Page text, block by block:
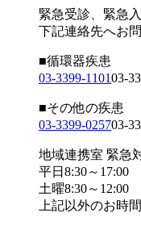
緊急受診、緊急
下記連絡先へお
■循環器疾患
03-3399-110103-
■その他の疾患
03-3399-025703-
地域連携室 緊急
平日8:30～17:00
土曜8:30～12:00
上記以外のお時